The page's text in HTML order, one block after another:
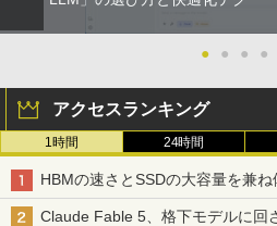
● ● ● ●
アクセスランキング
1時間 24時間
HBMの速さとSSDの大容量を兼ね
Claude Fable 5、格下モデルに回